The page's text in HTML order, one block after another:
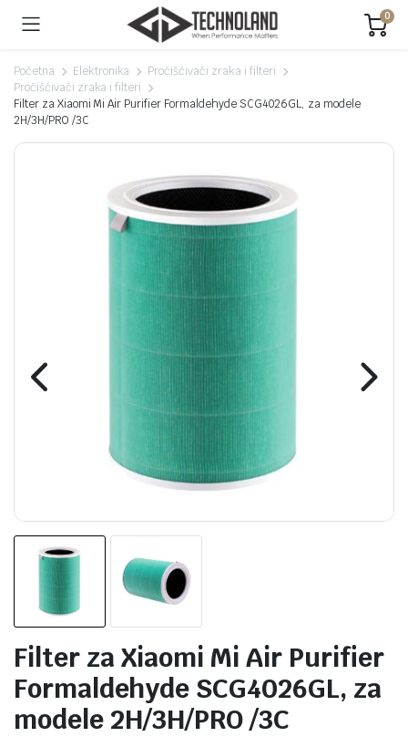
0
Početna Elektronika
Pročišćivači zraka i filteri
Pročišćivači zraka i filteri
Filter za Xiaomi Mi Air Purifier Formaldehyde SCG4026GL, za modele
2H/3H/PRO /3C
Filter za Xiaomi Mi Air Purifier
Formaldehyde SCG4026GL, za
modele 2H/3H/PRO /3C